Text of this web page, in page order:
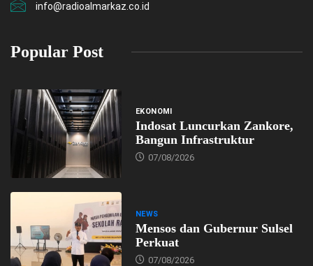
info@radioalmarkaz.co.id
Popular Post
EKONOMI
Indosat Luncurkan Zankore,
Bangun Infrastruktur
07/08/2026
NEWS
Mensos dan Gubernur Sulsel
Perkuat
07/08/2026